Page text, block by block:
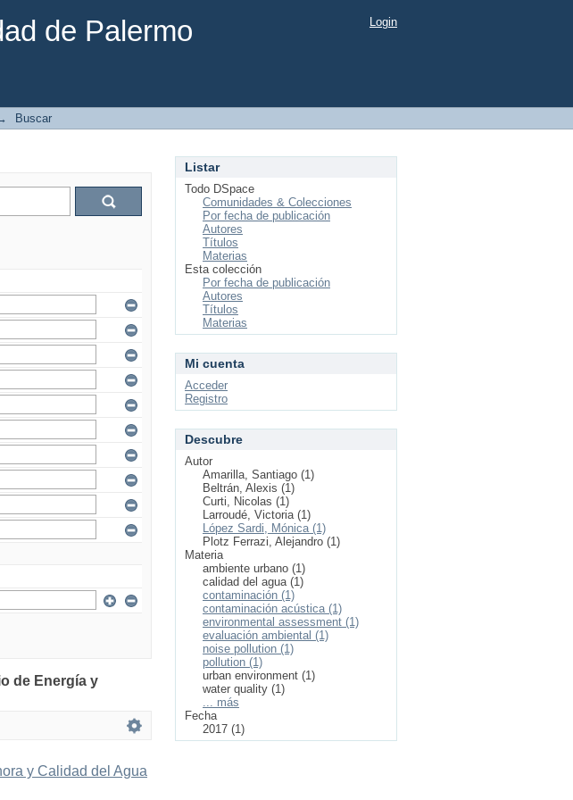
de Palermo Login
Buscar
de Energía y
y Calidad del Agua
Listar
Todo DSpace
Comunidades & Colecciones
Por fecha de publicación
Autores
Títulos
Materias
Esta colección
Por fecha de publicación
Autores
Títulos
Materias
Mi cuenta
Acceder
Registro
Descubre
Autor
Amarilla, Santiago (1)
Beltrán, Alexis (1)
Curti, Nicolas (1)
Larroudé, Victoria (1)
López Sardi, Mónica (1)
Plotz Ferrazi, Alejandro (1)
Materia
ambiente urbano (1)
calidad del agua (1)
contaminación (1)
contaminación acústica (1)
environmental assessment (1)
evaluación ambiental (1)
noise pollution (1)
pollution (1)
urban environment (1)
water quality (1)
... más
Fecha
2017 (1)